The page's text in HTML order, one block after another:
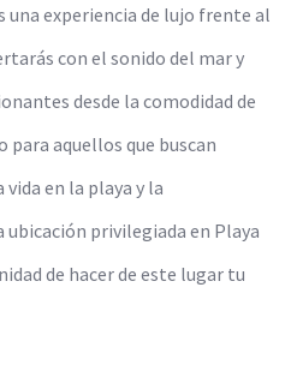
experiencia de lujo frente al
con el sonido del mar y
desde la comodidad de
aquellos que buscan
en la playa y la
ubicación privilegiada en Playa
de hacer de este lugar tu